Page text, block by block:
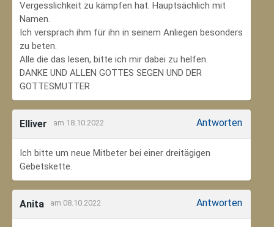
Vergesslichkeit zu kämpfen hat. Hauptsächlich mit
Namen.
Ich versprach ihm für ihn in seinem Anliegen besonders
zu beten.
Alle die das lesen, bitte ich mir dabei zu helfen.
DANKE UND ALLEN GOTTES SEGEN UND DER
GOTTESMUTTER
Elliver am 18.10.2022 Antworten
Ich bitte um neue Mitbeter bei einer dreitägigen
Gebetskette.
Anita am 08.10.2022 Antworten